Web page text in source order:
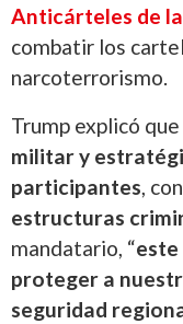
Anticárteles de
combatir los
narcoterrorismo.
Trump explicó
militar y
participantes,
estructuras
mandatario, “
proteger a
seguridad